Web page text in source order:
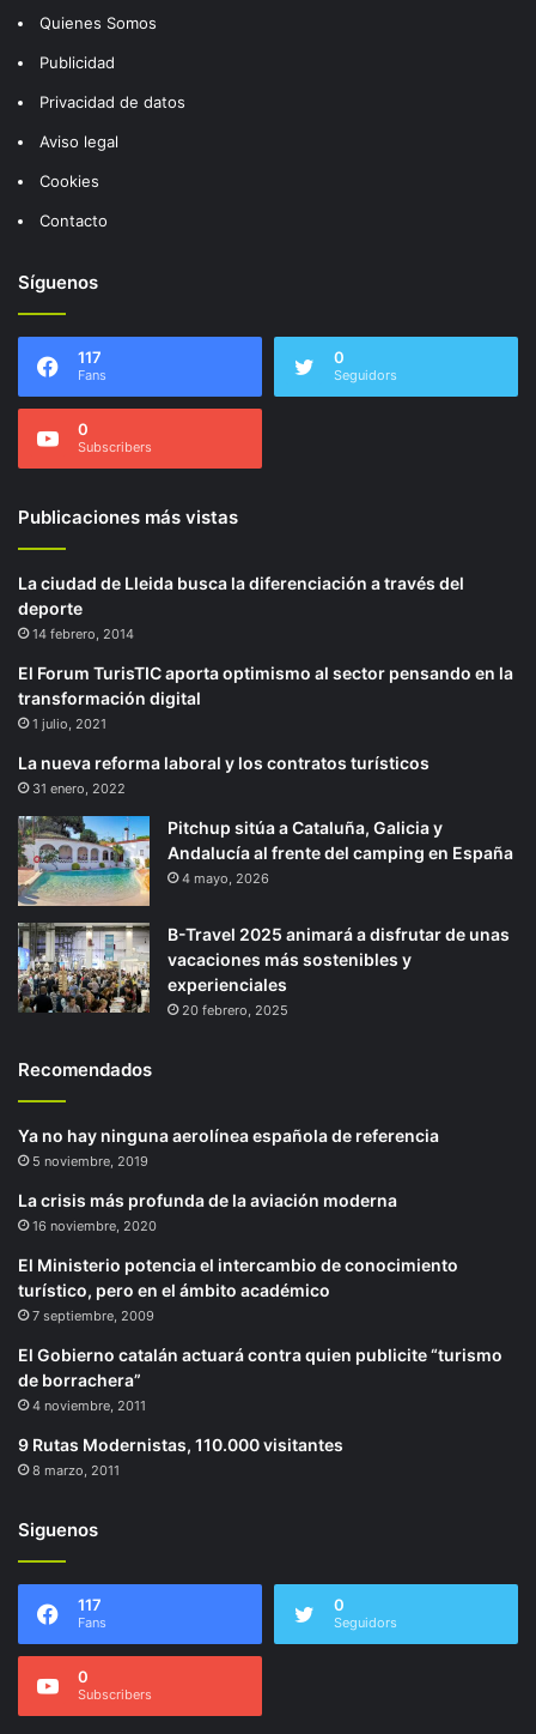
Quienes Somos
Publicidad
Privacidad de datos
Aviso legal
Cookies
Contacto
Síguenos
117
Fans
0
Seguidors
0
Subscribers
Publicaciones más vistas
La ciudad de Lleida busca la diferenciación a través del
deporte
14 febrero, 2014
El Forum TurisTIC aporta optimismo al sector pensando en la
transformación digital
1 julio, 2021
La nueva reforma laboral y los contratos turísticos
31 enero, 2022
Pitchup sitúa a Cataluña, Galicia y
Andalucía al frente del camping en España
4 mayo, 2026
B-Travel 2025 animará a disfrutar de unas
vacaciones más sostenibles y
experienciales
20 febrero, 2025
Recomendados
Ya no hay ninguna aerolínea española de referencia
5 noviembre, 2019
La crisis más profunda de la aviación moderna
16 noviembre, 2020
El Ministerio potencia el intercambio de conocimiento
turístico, pero en el ámbito académico
7 septiembre, 2009
El Gobierno catalán actuará contra quien publicite “turismo
de borrachera”
4 noviembre, 2011
9 Rutas Modernistas, 110.000 visitantes
8 marzo, 2011
Siguenos
117
Fans
0
Seguidors
0
Subscribers